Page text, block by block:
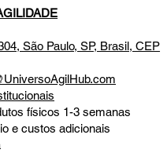
São Paulo, SP, Brasil, CEP
físicos 1-3 semanas